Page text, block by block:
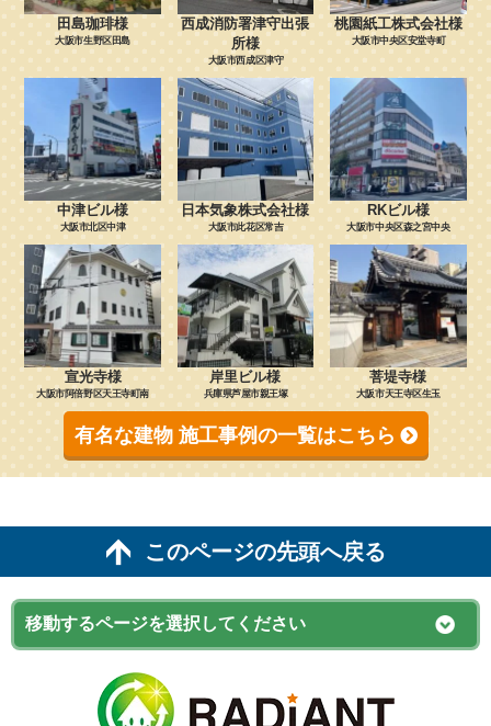
田島珈琲様
大阪市生野区田島
西成消防署津守出張
所様
大阪市西成区津守
桃園紙工株式会社様
大阪市中央区安堂寺町
中津ビル様
大阪市北区中津
日本気象株式会社様
大阪市此花区常吉
RKビル様
大阪市中央区森之宮中央
宣光寺様
大阪市阿倍野区天王寺町南
岸里ビル様
兵庫県芦屋市親王塚
菩堤寺様
大阪市天王寺区生玉
有名な建物 施工事例の一覧はこちら
このページの先頭へ戻る